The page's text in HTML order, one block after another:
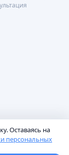
Оставаясь на
персональных